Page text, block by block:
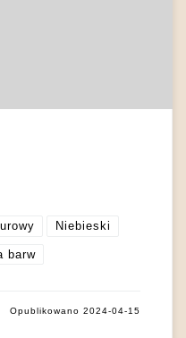
Niebieski
barw
Opublikowano2024-04-15